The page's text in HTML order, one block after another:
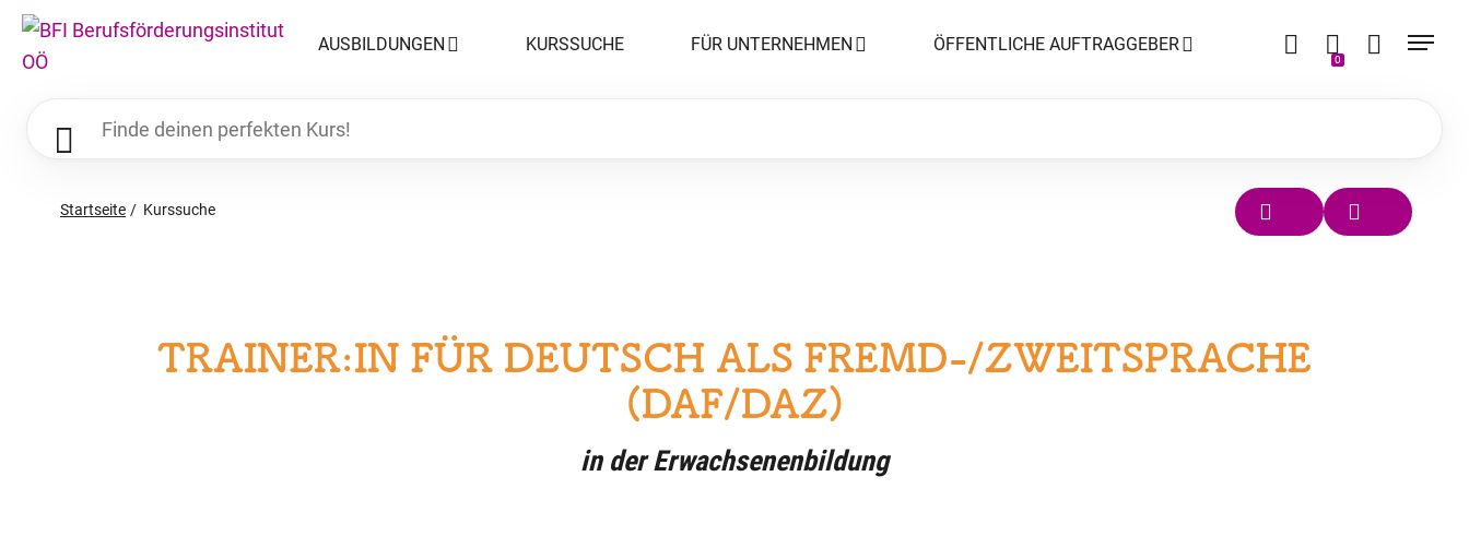
AUSBILDUNGEN KURSSUCHE FÜR UNTERNEHMEN ÖFFENTLICHE AUFTRAGGEBER
0
Startseite Kurssuche
TRAINER:IN FÜR DEUTSCH ALS FREMD-/ZWEITSPRACHE
(DAF/DAZ)
in der Erwachsenenbildung